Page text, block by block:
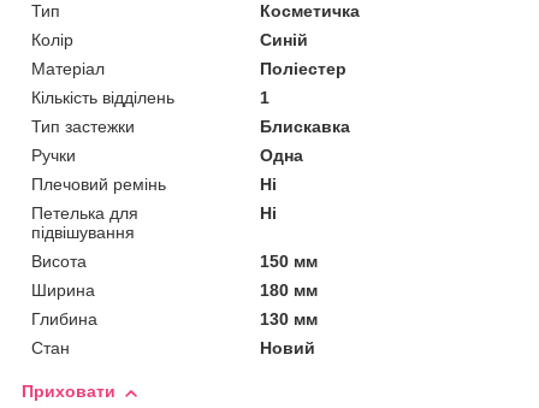
Тип
Косметичка
Колір
Синій
Матеріал
Поліестер
Кількість відділень
1
Тип застежки
Блискавка
Ручки
Одна
Плечовий ремінь
Ні
Петелька для
підвішування
Ні
Висота
150 мм
Ширина
180 мм
Глибина
130 мм
Стан
Новий
Приховати